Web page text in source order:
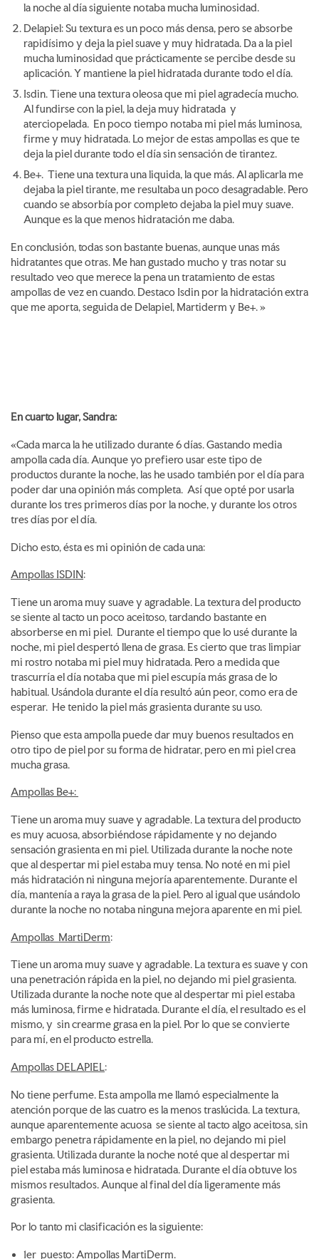
la noche al día siguiente notaba mucha luminosidad.
Delapiel: Su textura es un poco más densa, pero se absorbe
rapidísimo y deja la piel suave y muy hidratada. Da a la piel
mucha luminosidad que prácticamente se percibe desde su
aplicación. Y mantiene la piel hidratada durante todo el día.
Isdin. Tiene una textura oleosa que mi piel agradecía mucho.
Al fundirse con la piel, la deja muy hidratada y
aterciopelada. En poco tiempo notaba mi piel más luminosa,
firme y muy hidratada. Lo mejor de estas ampollas es que te
deja la piel durante todo el día sin sensación de tirantez.
Be+. Tiene una textura una liquida, la que más. Al aplicarla me
dejaba la piel tirante, me resultaba un poco desagradable. Pero
cuando se absorbía por completo dejaba la piel muy suave.
Aunque es la que menos hidratación me daba.
En conclusión, todas son bastante buenas, aunque unas más
hidratantes que otras. Me han gustado mucho y tras notar su
resultado veo que merece la pena un tratamiento de estas
ampollas de vez en cuando. Destaco Isdin por la hidratación extra
que me aporta, seguida de Delapiel, Martiderm y Be+. »
En cuarto lugar, Sandra:
«Cada marca la he utilizado durante 6 días. Gastando media
ampolla cada día. Aunque yo prefiero usar este tipo de
productos durante la noche, las he usado también por el día para
poder dar una opinión más completa. Así que opté por usarla
durante los tres primeros días por la noche, y durante los otros
tres días por el día.
Dicho esto, ésta es mi opinión de cada una:
Ampollas ISDIN:
Tiene un aroma muy suave y agradable. La textura del producto
se siente al tacto un poco aceitoso, tardando bastante en
absorberse en mi piel. Durante el tiempo que lo usé durante la
noche, mi piel despertó llena de grasa. Es cierto que tras limpiar
mi rostro notaba mi piel muy hidratada. Pero a medida que
trascurría el día notaba que mi piel escupía más grasa de lo
habitual. Usándola durante el día resultó aún peor, como era de
esperar. He tenido la piel más grasienta durante su uso.
Pienso que esta ampolla puede dar muy buenos resultados en
otro tipo de piel por su forma de hidratar, pero en mi piel crea
mucha grasa.
Ampollas Be+:
Tiene un aroma muy suave y agradable. La textura del producto
es muy acuosa, absorbiéndose rápidamente y no dejando
sensación grasienta en mi piel. Utilizada durante la noche note
que al despertar mi piel estaba muy tensa. No noté en mi piel
más hidratación ni ninguna mejoría aparentemente. Durante el
día, mantenía a raya la grasa de la piel. Pero al igual que usándolo
durante la noche no notaba ninguna mejora aparente en mi piel.
Ampollas MartiDerm:
Tiene un aroma muy suave y agradable. La textura es suave y con
una penetración rápida en la piel, no dejando mi piel grasienta.
Utilizada durante la noche note que al despertar mi piel estaba
más luminosa, firme e hidratada. Durante el día, el resultado es el
mismo, y sin crearme grasa en la piel. Por lo que se convierte
para mí, en el producto estrella.
Ampollas DELAPIEL:
No tiene perfume. Esta ampolla me llamó especialmente la
atención porque de las cuatro es la menos traslúcida. La textura,
aunque aparentemente acuosa se siente al tacto algo aceitosa, sin
embargo penetra rápidamente en la piel, no dejando mi piel
grasienta. Utilizada durante la noche noté que al despertar mi
piel estaba más luminosa e hidratada. Durante el día obtuve los
mismos resultados. Aunque al final del día ligeramente más
grasienta.
Por lo tanto mi clasificación es la siguiente:
1er puesto: Ampollas MartiDerm.